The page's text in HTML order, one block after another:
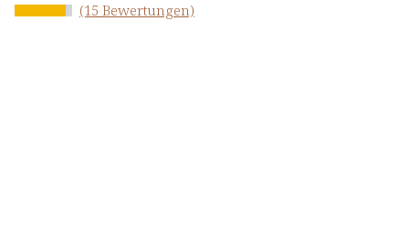
(15 Bewertungen)